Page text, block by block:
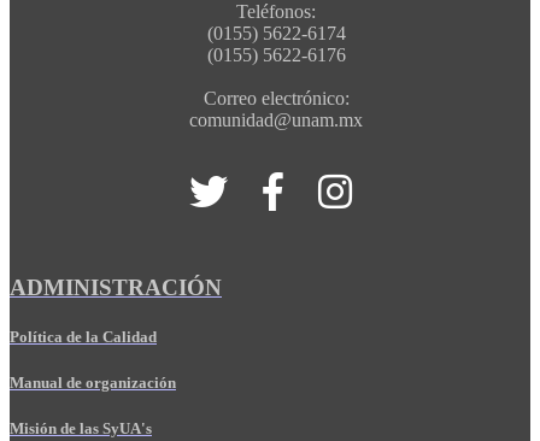
Teléfonos:
(0155) 5622-6174
(0155) 5622-6176
Correo electrónico:
comunidad@unam.mx
ADMINISTRACIÓN
Política de la Calidad
Manual de organización
Misión de las SyUA's